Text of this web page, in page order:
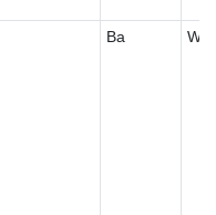
Ba W